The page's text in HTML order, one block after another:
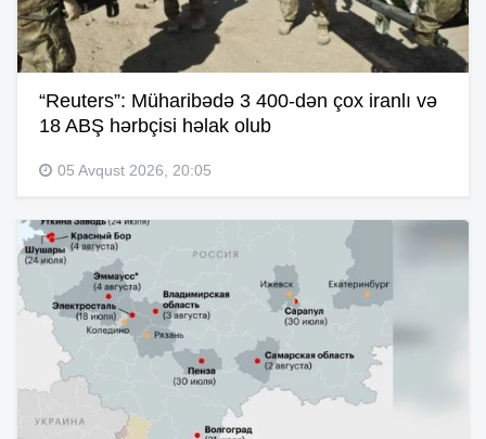
“Reuters”: Müharibədə 3 400-dən çox iranlı və
18 ABŞ hərbçisi həlak olub
05 Avqust 2026, 20:05